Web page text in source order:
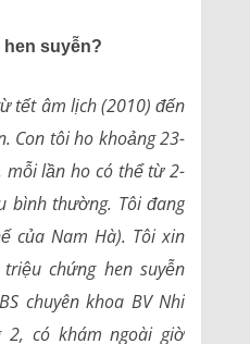
hen suyễn?
tết âm lịch (2010) đến
Con tôi ho khoảng 23-
mỗi lần ho có thể từ 2-
bình thường. Tôi đang
của Nam Hà). Tôi xin
chứng hen suyễn
chuyên khoa BV Nhi
2, có khám ngoài giờ